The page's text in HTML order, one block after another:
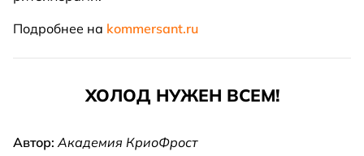
Подробнее на kommersant.ru
ХОЛОД НУЖЕН ВСЕМ!
Автор:Академия КриоФрост